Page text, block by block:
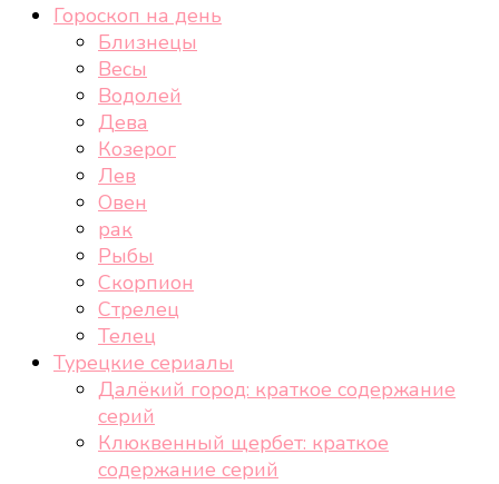
Гороскоп на день
Близнецы
Весы
Водолей
Дева
Козерог
Лев
Овен
рак
Рыбы
Скорпион
Стрелец
Телец
Турецкие сериалы
Далёкий город: краткое содержание
серий
Клюквенный щербет: краткое
содержание серий